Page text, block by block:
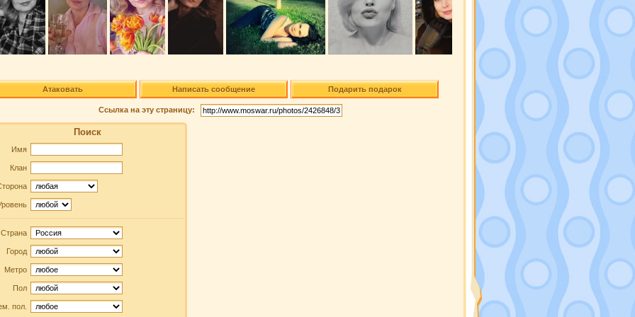
Атаковать Написать сообщение Подарить подарок
Ссылка на эту страницу:
Поиск
Имя
Клан
Страна
Город
Метро
Пол
пол.